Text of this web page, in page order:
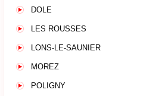
DOLE
LES ROUSSES
LONS-LE-SAUNIER
MOREZ
POLIGNY